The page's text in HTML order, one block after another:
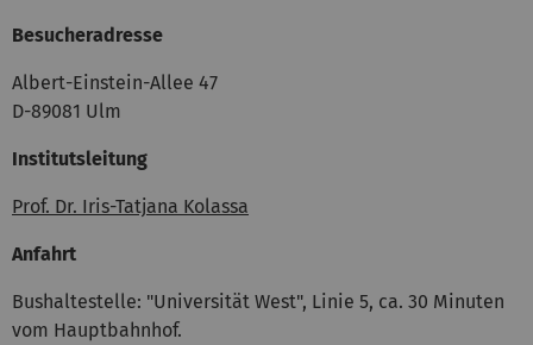
Besucheradresse
Albert-Einstein-Allee 47
D-89081 Ulm
Institutsleitung
Prof. Dr. Iris-Tatjana Kolassa
Anfahrt
Bushaltestelle: "Universität West", Linie 5, ca. 30 Minuten
vom Hauptbahnhof.